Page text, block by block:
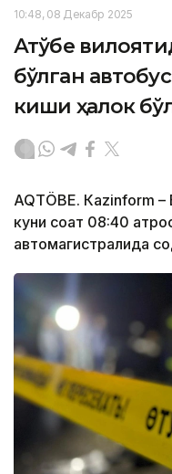
10:48, 08 Декабр 2025
Ақтўбе
бўлган
киши ҳалок
AQTÖBE. Кazinform –
куни соат 08:40
автомагистралида